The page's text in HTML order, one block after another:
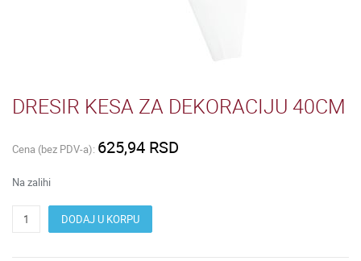
DRESIR KESA ZA DEKORACIJU 40CM
Cena (bez PDV-a): 625,94 RSD
Na zalihi
DODAJ U KORPU